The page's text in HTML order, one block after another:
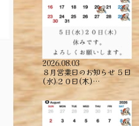
2026.08.03
８月営業日のお知らせ ５日
(水)２０日(木)…